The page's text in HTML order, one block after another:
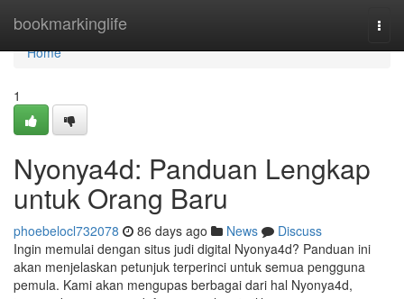
bookmarkinglife
Home
Home
1
Nyonya4d: Panduan Lengkap
untuk Orang Baru
phoebelocl732078 86 days ago News
Discuss
Ingin memulai dengan situs judi digital Nyonya4d? Panduan ini
akan menjelaskan petunjuk terperinci untuk semua pengguna
pemula. Kami akan mengupas berbagai dari hal Nyonya4d,